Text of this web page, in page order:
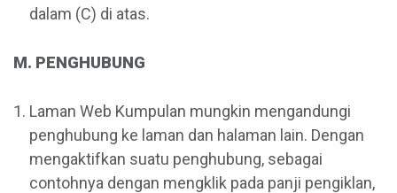
dalam (C) di atas.
M. PENGHUBUNG
Laman Web Kumpulan mungkin mengandungi
penghubung ke laman dan halaman lain. Dengan
mengaktifkan suatu penghubung, sebagai
contohnya dengan mengklik pada panji pengiklan,